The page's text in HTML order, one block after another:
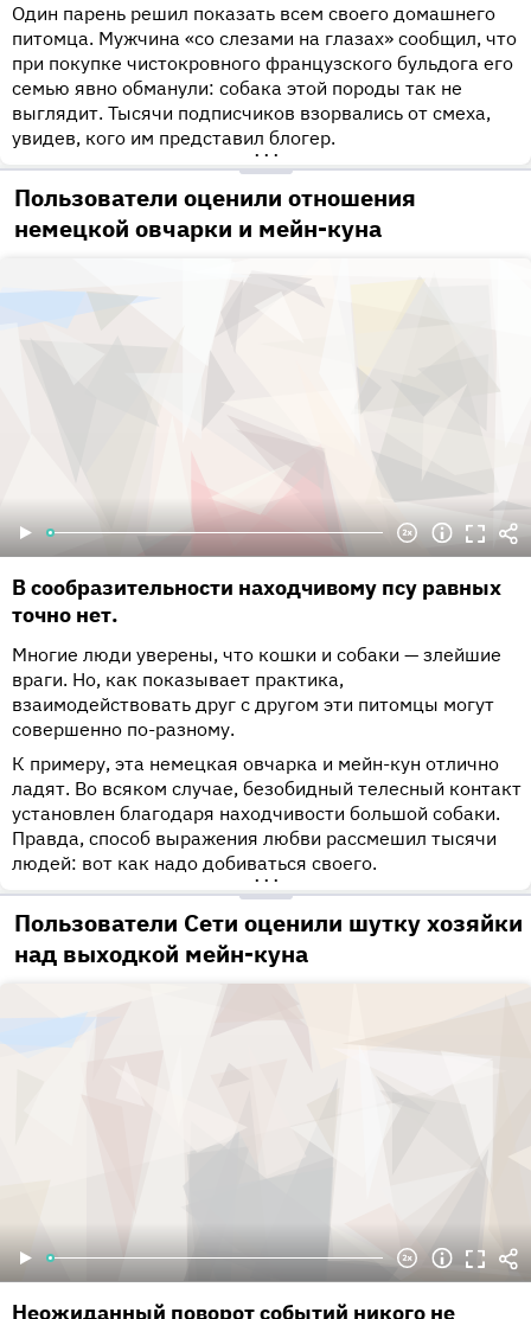
Один парень решил показать всем своего домашнего
питомца. Мужчина «со слезами на глазах» сообщил, что
при покупке чистокровного французского бульдога его
семью явно обманули: собака этой породы так не
выглядит. Тысячи подписчиков взорвались от смеха,
увидев, кого им представил блогер.
•••
Пользователи оценили отношения
немецкой овчарки и мейн-куна
В сообразительности находчивому псу равных
точно нет.
Многие люди уверены, что кошки и собаки — злейшие
враги. Но, как показывает практика,
взаимодействовать друг с другом эти питомцы могут
совершенно по-разному.
К примеру, эта немецкая овчарка и мейн-кун отлично
ладят. Во всяком случае, безобидный телесный контакт
установлен благодаря находчивости большой собаки.
Правда, способ выражения любви рассмешил тысячи
людей: вот как надо добиваться своего.
•••
Пользователи Сети оценили шутку хозяйки
над выходкой мейн-куна
Неожиданный поворот событий никого не